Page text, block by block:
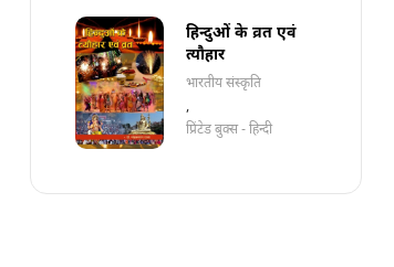
हिन्दुओं के व्रत एवं
त्यौहार
भारतीय संस्कृति
,
प्रिंटेड बुक्स - हिन्दी